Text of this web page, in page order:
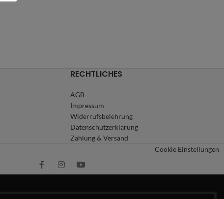
RECHTLICHES
AGB
Impressum
Widerrufsbelehrung
Datenschutzerklärung
Zahlung & Versand
Cookie Einstellungen